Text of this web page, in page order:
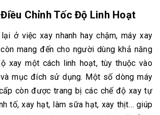
Chỉnh Tốc Độ Linh Hoạt
ở việc xay nhanh hay chậm, máy xay
mang đến cho người dùng khả năng
xay một cách linh hoạt, tùy thuộc vào
mục đích sử dụng. Một số dòng máy
còn được trang bị các chế độ xay tự
tố, xay hạt, làm sữa hạt, xay thịt… giúp